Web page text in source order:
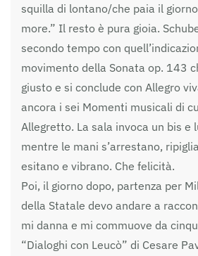
squilla di lontano/che paia il
more.” Il resto è pura gioia.
secondo tempo con
movimento della Sonata op. 143
giusto e si conclude con Allegro
ancora i sei Momenti musicali di
Allegretto. La sala invoca un bis e
mentre le mani s’arrestano,
esitano e vibrano. Che felicità.
Poi, il giorno dopo, partenza per
della Statale devo andare a
mi danna e mi commuove da
“Dialoghi con Leucò” di Cesare